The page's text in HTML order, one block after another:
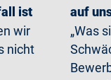
ist
wir
nicht
auf
„Was